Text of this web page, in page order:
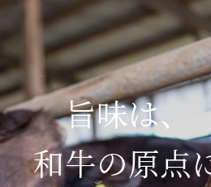
旨味は、
和牛の原点